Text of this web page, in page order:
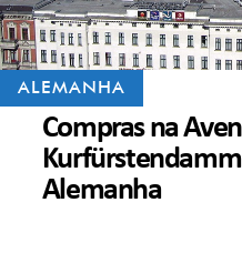
ALEMANHA
Compras na
Kurfürstendamm
Alemanha